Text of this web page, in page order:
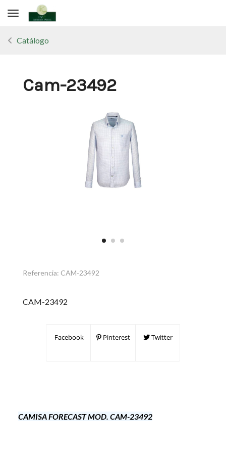
Toggle navigation
Catálogo
Cam-23492
Referencia: CAM-23492
CAM-23492
Facebook Pinterest Twitter
CAMISA FORECAST MOD. CAM-23492